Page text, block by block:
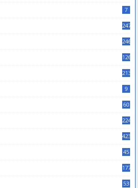
7
247
246
126
213
9
60
224
423
45
177
53